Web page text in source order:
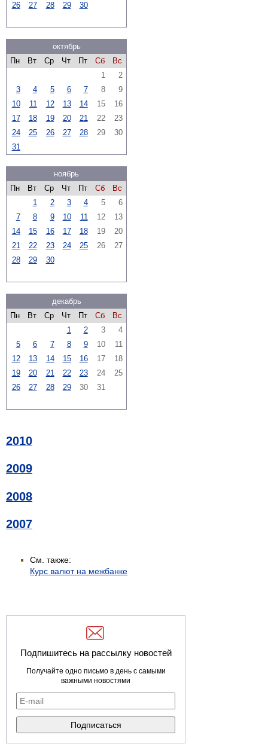
26 27 28 29 30
октябрь
Пн
Вт Ср Чт Пт Сб
Вс
1
2
3
4 5 6 7 8
9
10
11 12 13 14 15
16
17
18 19 20 21 22
23
24
25 26 27 28 29
30
31
ноябрь
Пн
Вт Ср Чт Пт Сб
Вс
1
2 3 4 5
6
7
8 9 10 11 12
13
14
15 16 17 18 19
20
21
22 23 24 25 26
27
28
29 30
декабрь
Пн
Вт Ср Чт Пт Сб
Вс
1
2 3
4
5
6 7 8 9 10
11
12
13 14 15 16 17
18
19
20 21 22 23 24
25
26
27 28 29 30 31
2010
2009
2008
2007
См. также:
Курс валют на межбанке
Подпишитесь на рассылку новостей
Получайте одно письмо в день с самыми
важными новостями